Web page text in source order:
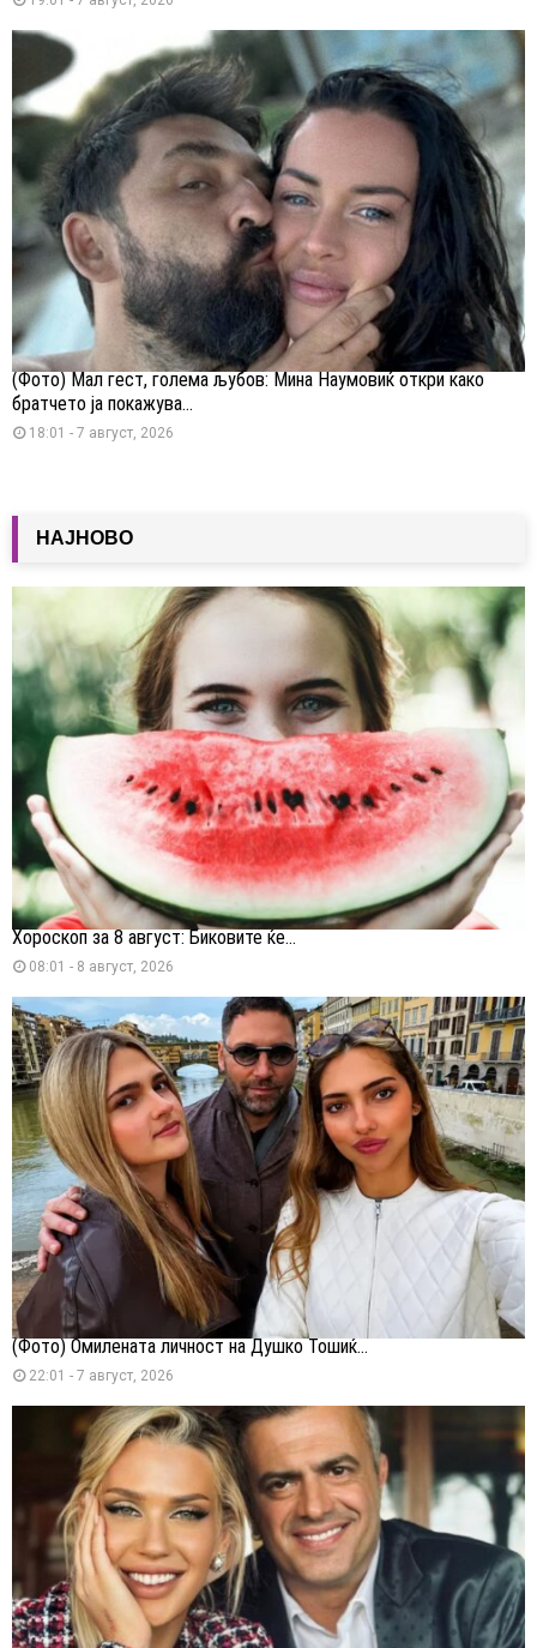
(Фото) Мал гест, голема љубов: Мина Наумовиќ откри како
братчето ја покажува...
18:01 - 7 август, 2026
НАЈНОВО
Хороскоп за 8 август: Биковите ќе...
08:01 - 8 август, 2026
(Фото) Омилената личност на Душко Тошиќ...
22:01 - 7 август, 2026